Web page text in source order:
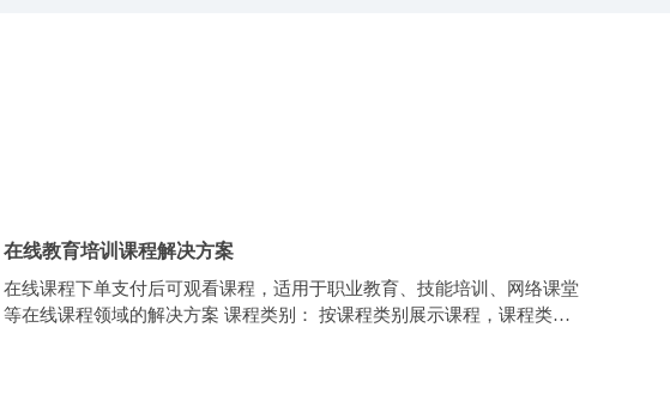
在线教育培训课程解决方案
在线课程下单支付后可观看课程，适用于职业教育、技能培训、网络课堂
等在线课程领域的解决方案 课程类别： 按课程类别展示课程，课程类别